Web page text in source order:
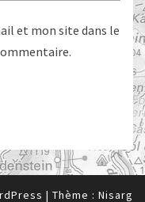
et mon site dans le
| Thème : Nisarg